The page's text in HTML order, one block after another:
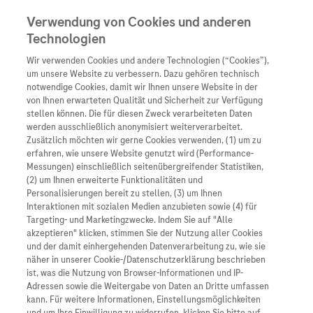
Unternehmen
Übersicht
Wer wir sind
Was uns antreibt
Unsere Standorte
Roche Stories
Events
Innovation
Übersicht
Forschung
Personalisierte
Digitalisierung
Blog Zukunftslabor
Übersicht
Unser Service für
Informationen zu
Diagnostik ist
Klinische Studien
Arzneimittel
Übersicht
Arzneimittel A-Z
Roche Pipeline
Roche Fachportal
Diagnostik
Kontakt
Presse
Karriere
Bitte beachten Sie die gesetzliche Verpflichtung
zur elektronischen Rechnung seit dem 01.01.2025.
Sollten Sie Ihren Empfang noch nicht auf E-
Verwendung von Cookies und anderen
Technologien
Wir verwenden Cookies und andere Technologien (“Cookies”),
um unsere Website zu verbessern. Dazu gehören technisch
notwendige Cookies, damit wir Ihnen unsere Website in der
von Ihnen erwarteten Qualität und Sicherheit zur Verfügung
stellen können. Die für diesen Zweck verarbeiteten Daten
werden ausschließlich anonymisiert weiterverarbeitet.
Zusätzlich möchten wir gerne Cookies verwenden, (1) um zu
erfahren, wie unsere Website genutzt wird (Performance-
Messungen) einschließlich seitenübergreifender Statistiken,
(2) um Ihnen erweiterte Funktionalitäten und
Personalisierungen bereit zu stellen, (3) um Ihnen
Interaktionen mit sozialen Medien anzubieten sowie (4) für
Targeting- und Marketingzwecke. Indem Sie auf "Alle
akzeptieren" klicken, stimmen Sie der Nutzung aller Cookies
und der damit einhergehenden Datenverarbeitung zu, wie sie
näher in unserer Cookie-/Datenschutzerklärung beschrieben
ist, was die Nutzung von Browser-Informationen und IP-
Adressen sowie die Weitergabe von Daten an Dritte umfassen
kann. Für weitere Informationen, Einstellungsmöglichkeiten